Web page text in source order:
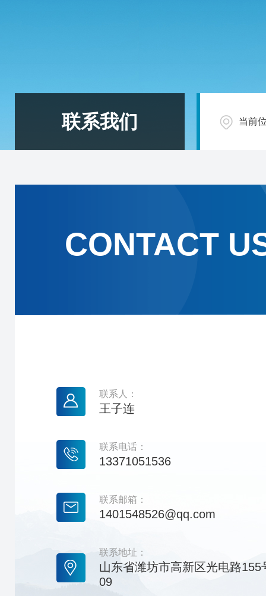
联系我们 当前
CONTACT
联系人：
王子连
联系电话：
13371051536
联系邮箱：
1401548526@qq.com
联系地址：
山东省潍坊市高新区光电路
09